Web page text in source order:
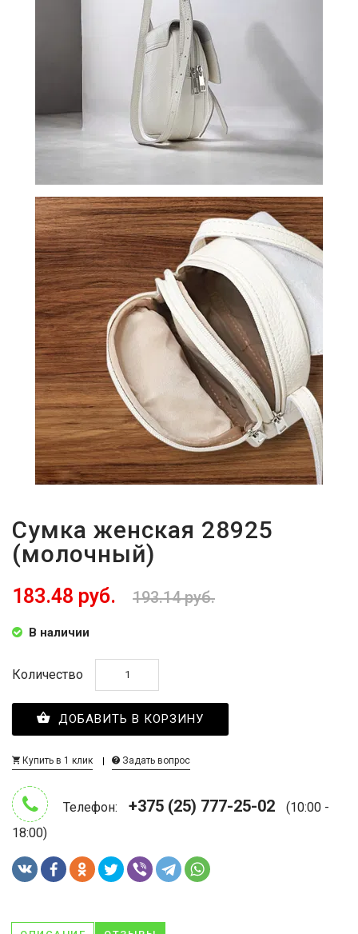
Сумка женская 28925
(молочный)
183.48 руб. 193.14 руб.
В наличии
Количество
ДОБАВИТЬ В КОРЗИНУ
Купить в 1 клик Задать вопрос
Телефон: +375 (25) 777-25-02
(10:00 -
18:00)